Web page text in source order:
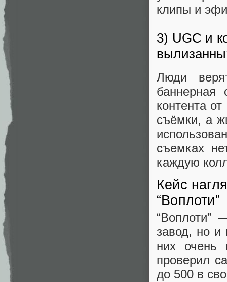
клипы и
3) UGC и
Люди
баннерная
контента
съёмки, а
съемках
каждую
Кейс
“Воплоти”
“Воплоти”
завод, но и
них очень
проверил
до 500 в